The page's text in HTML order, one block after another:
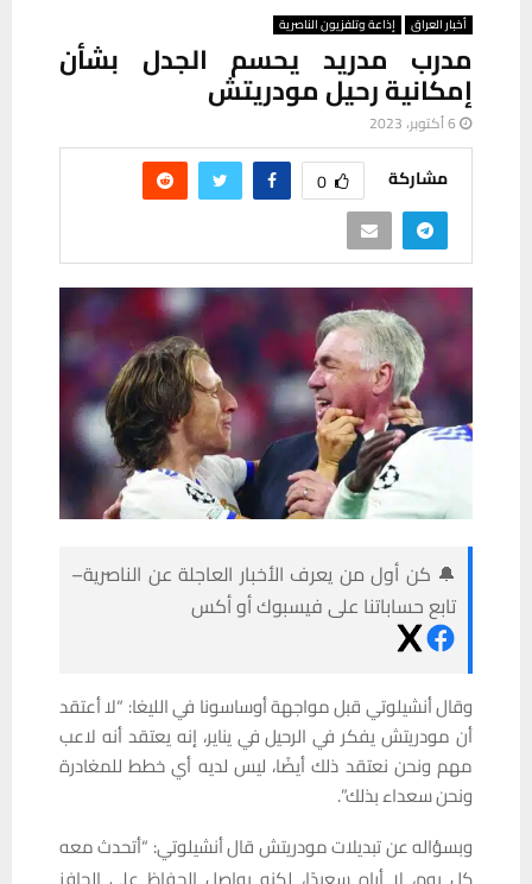
أخبار العراق إذاعة وتلفزيون الناصرية
مدرب مدريد يحسم الجدل بشأن
إمكانية رحيل مودريتش
6 أكتوبر، 2023
مشاركة 0
🔔 كن أول من يعرف الأخبار العاجلة عن الناصرية–
تابع حساباتنا على فيسبوك أو أكس
وقال أنشيلوتي قبل مواجهة أوساسونا في الليغا: “لا أعتقد
أن مودريتش يفكر في الرحيل في يناير، إنه يعتقد أنه لاعب
مهم ونحن نعتقد ذلك أيضًا، ليس لديه أي خطط للمغادرة
ونحن سعداء بذلك”.
وبسؤاله عن تبديلات مودريتش قال أنشيلوتي: “أتحدث معه